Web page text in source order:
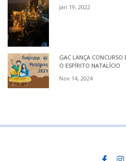
Jan 19, 2022
GAC LANÇA CONCURSO
O ESPÍRITO NATALÍCIO
Nov 14, 2024